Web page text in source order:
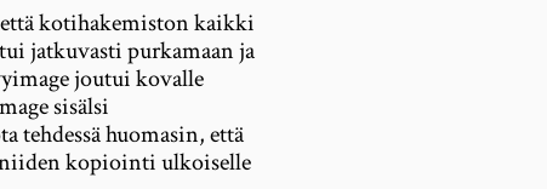
kotihakemiston kaikki
jatkuvasti purkamaan ja
joutui kovalle
sisälsi
tehdessä huomasin, että
kopiointi ulkoiselle